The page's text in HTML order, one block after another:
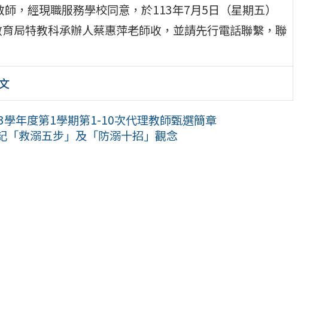
，經現職服務學校同意，於113年7月5日（星期五）
局特教科承辦人蔡惠萍老師收，並請先行電話聯繫，聯
年度第1學期第1-10次代理教師甄選簡章
「救溺五步」及「防溺十招」觀念